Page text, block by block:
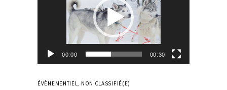
00:00 00:30
ÉVÈNEMENTIEL, NON CLASSIFIÉ(E)